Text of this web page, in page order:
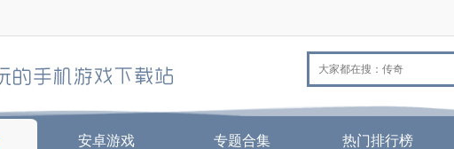
安卓游戏 专题合集 热门排行榜